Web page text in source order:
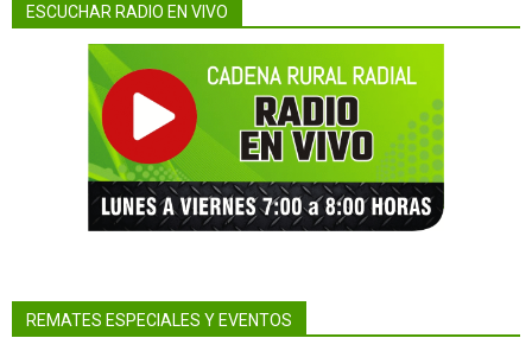
ESCUCHAR RADIO EN VIVO
REMATES ESPECIALES Y EVENTOS